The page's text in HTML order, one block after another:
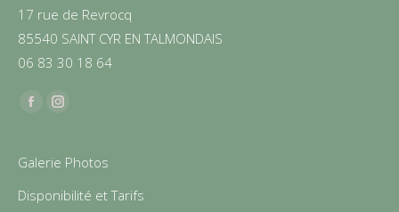
17 rue de Revrocq
85540 SAINT CYR EN TALMONDAIS
06 83 30 18 64
Find us on:
FacebookInstagram
Galerie Photos
Disponibilité et Tarifs